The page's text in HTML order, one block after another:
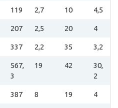
119 2,7 10 4,5
207 2,5 20 4
337 2,2 35 3,2
567,
3
19 42
30,
2
387 8 19 4